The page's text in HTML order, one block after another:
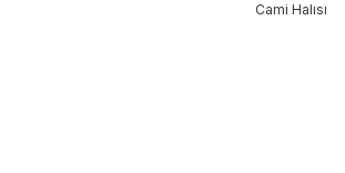
Cami Halısı